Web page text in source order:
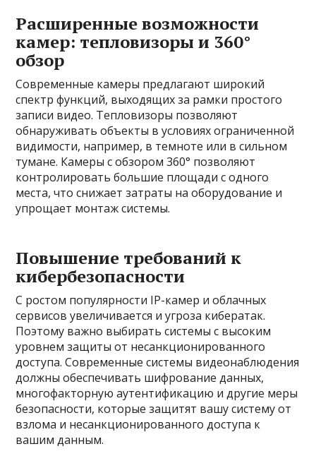
Расширенные возможности
камер: тепловизоры и 360°
обзор
Современные камеры предлагают широкий
спектр функций, выходящих за рамки простого
записи видео. Тепловизоры позволяют
обнаруживать объекты в условиях ограниченной
видимости, например, в темноте или в сильном
тумане. Камеры с обзором 360° позволяют
контролировать большие площади с одного
места, что снижает затраты на оборудование и
упрощает монтаж системы.
Повышение требований к
кибербезопасности
С ростом популярности IP-камер и облачных
сервисов увеличивается и угроза кибератак.
Поэтому важно выбирать системы с высоким
уровнем защиты от несанкционированного
доступа. Современные системы видеонаблюдения
должны обеспечивать шифрование данных,
многофакторную аутентификацию и другие меры
безопасности, которые защитят вашу систему от
взлома и несанкционированного доступа к
вашим данным.